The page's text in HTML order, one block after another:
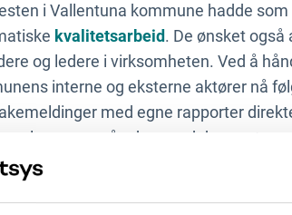
i Vallentuna kommune hadde
kvalitetsarbeid. De ønsket
og ledere i virksomheten. Ved å
interne og eksterne aktører nå
med egne rapporter
som påpekes og dokumentere